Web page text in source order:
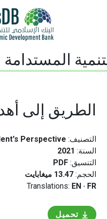
المستدامة
الطريق إلى
التصنيف: Perspective
السنة: 2021
التنسيق: PDF
الحجم: 13.47 ميغابايت
Translations: EN · FR
تحميل